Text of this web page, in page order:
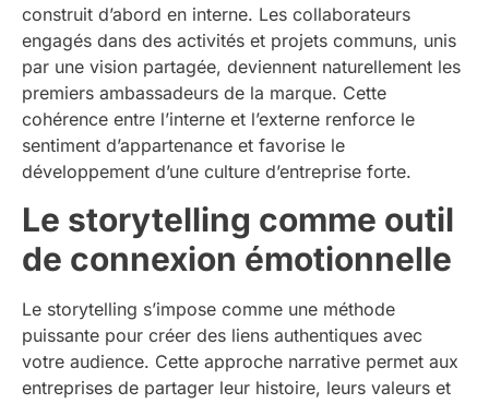
construit d’abord en interne. Les collaborateurs
engagés dans des activités et projets communs, unis
par une vision partagée, deviennent naturellement les
premiers ambassadeurs de la marque. Cette
cohérence entre l’interne et l’externe renforce le
sentiment d’appartenance et favorise le
développement d’une culture d’entreprise forte.
Le storytelling comme outil
de connexion émotionnelle
Le storytelling s’impose comme une méthode
puissante pour créer des liens authentiques avec
votre audience. Cette approche narrative permet aux
entreprises de partager leur histoire, leurs valeurs et